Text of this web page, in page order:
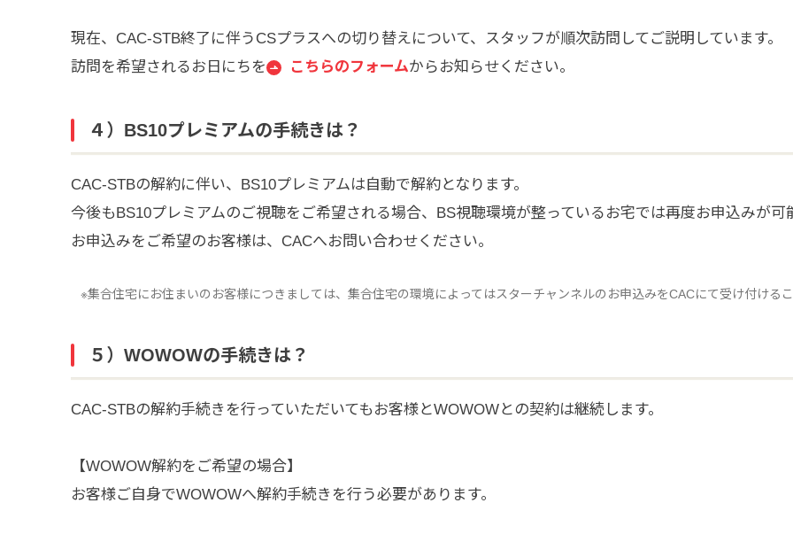
現在、CAC-STB終了に伴うCSプラスへの切り替えについて、スタッフが順次訪問してご説明しています。
訪問を希望されるお日にちを
こちらのフォームからお知らせください。
４）BS10プレミアムの手続きは？
CAC-STBの解約に伴い、BS10プレミアムは自動で解約となります。
今後もBS10プレミアムのご視聴をご希望される場合、BS視聴環境が整っているお宅では再度お申込みが可
お申込みをご希望のお客様は、CACへお問い合わせください。
※集合住宅にお住まいのお客様につきましては、集合住宅の環境によってはスターチャンネルのお申込みをCACにて受け付ける
５）WOWOWの手続きは？
CAC-STBの解約手続きを行っていただいてもお客様とWOWOWとの契約は継続します。
【WOWOW解約をご希望の場合】
お客様ご自身でWOWOWへ解約手続きを行う必要があります。